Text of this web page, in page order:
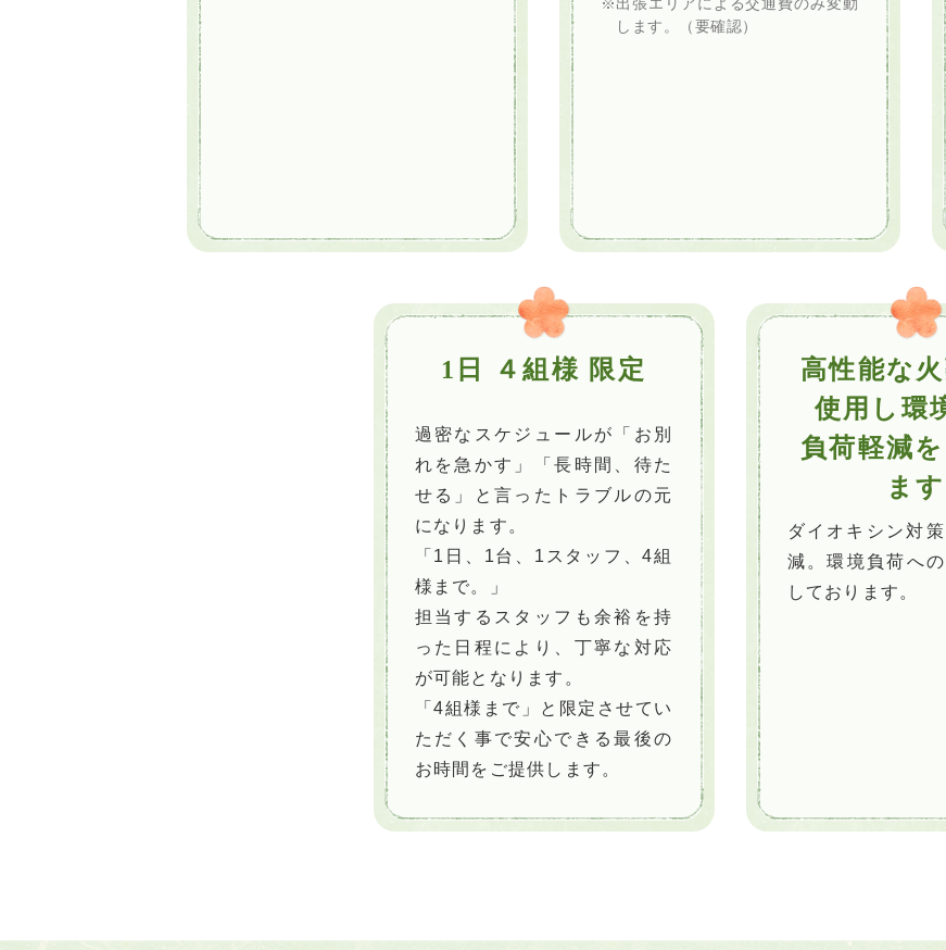
します。（要確認）
1日 ４組様 限定
過密なスケジュールが「お別
れを急かす」「長時間、待た
せる」と言ったトラブルの元
になります。
「1日、1台、1スタッフ、4組
様まで。」
担当するスタッフも余裕を持
った日程により、丁寧な対応
が可能となります。
「4組様まで」と限定させてい
ただく事で安心できる最後の
お時間をご提供します。
高性能な
使用し環
負荷軽減
ます
ダイオキシン対
減。環境負荷へ
しております。